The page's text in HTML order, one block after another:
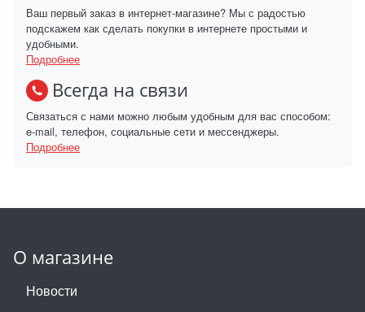
Ваш первый заказ в интернет-магазине? Мы с радостью
подскажем как сделать покупки в интернете простыми и
удобными.
Подробнее
Всегда на связи
Связаться с нами можно любым удобным для вас способом:
e-mail, телефон, социальные сети и мессенджеры.
Подробнее
О магазине
Новости